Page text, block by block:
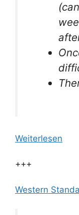
Weiterlesen
+++
Western